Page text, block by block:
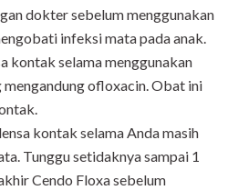
dokter sebelum menggunakan
infeksi mata pada anak.
kontak selama menggunakan
ofloxacin. Obat ini
kontak selama Anda masih
Tunggu setidaknya sampai 1
Cendo Floxa sebelum